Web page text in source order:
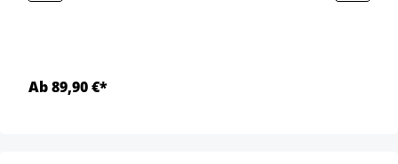
Ab 89,90 €*